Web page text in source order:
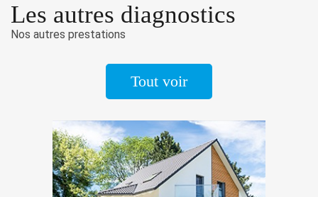
Les autres diagnostics
Nos autres prestations
Tout voir